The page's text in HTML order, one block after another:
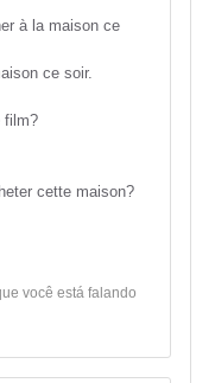
à la maison ce
ce soir.
film?
cette maison?
você está falando